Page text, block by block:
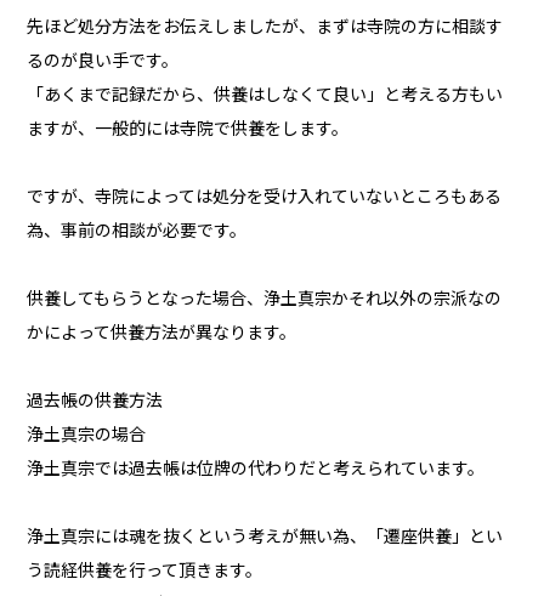
先ほど処分方法をお伝えしましたが、まずは寺院の方に相談す
るのが良い手です。
「あくまで記録だから、供養はしなくて良い」と考える方もい
ますが、一般的には寺院で供養をします。
ですが、寺院によっては処分を受け入れていないところもある
為、事前の相談が必要です。
供養してもらうとなった場合、浄土真宗かそれ以外の宗派なの
かによって供養方法が異なります。
過去帳の供養方法
浄土真宗の場合
浄土真宗では過去帳は位牌の代わりだと考えられています。
浄土真宗には魂を抜くという考えが無い為、「遷座供養」とい
う読経供養を行って頂きます。